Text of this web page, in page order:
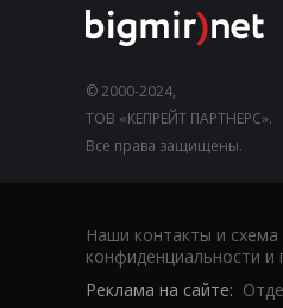
© 2000-2024,
ТОВ «КЕПРЕЙТ ПАРТНЕРС».
Все права защищены.
Наши контакты и схема
конфиденциальности и
Реклама на сайте: